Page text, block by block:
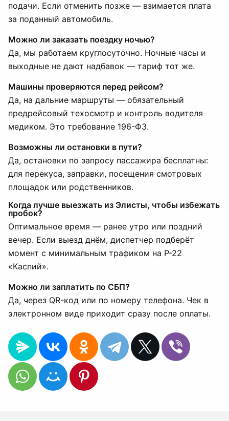
подачи. Если отменить позже — взимается плата
за поданный автомобиль.
Можно ли заказать поездку ночью?
Да, мы работаем круглосуточно. Ночные часы и
выходные не дают надбавок — тариф тот же.
Машины проверяются перед рейсом?
Да, на дальние маршруты — обязательный
предрейсовый техосмотр и контроль водителя
медиком. Это требование 196-ФЗ.
Возможны ли остановки в пути?
Да, остановки по запросу пассажира бесплатны:
для перекуса, заправки, посещения смотровых
площадок или родственников.
Когда лучше выезжать из Элисты, чтобы избежать
пробок?
Оптимальное время — ранее утро или поздний
вечер. Если выезд днём, диспетчер подберёт
момент с минимальным трафиком на Р-22
«Каспий».
Можно ли заплатить по СБП?
Да, через QR-код или по номеру телефона. Чек в
электронном виде приходит сразу после оплаты.